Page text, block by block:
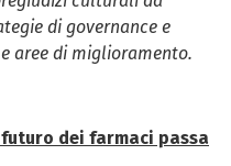
di governance e
aree di miglioramento.
dei farmaci passa